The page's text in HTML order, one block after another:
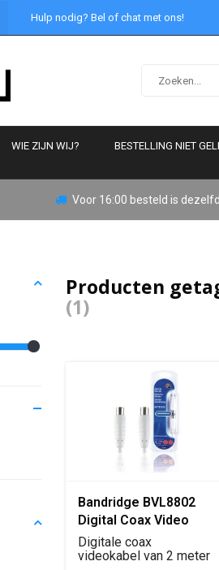
Hulp nodig? Bel of chat met ons!
WIE ZIJN WIJ? BESTELLING NIET
Voor 16:00 besteld is
Producten
(1)
Bandridge BVL8802
Digital Coax Video
Cable 2 Meter
Digitale coax
videokabel van 2 meter